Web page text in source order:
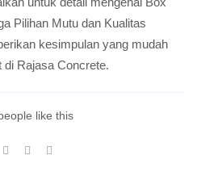
Pilihan Mutu dan Kualitas
kesimpulan yang mudah
Rajasa Concrete.
like this